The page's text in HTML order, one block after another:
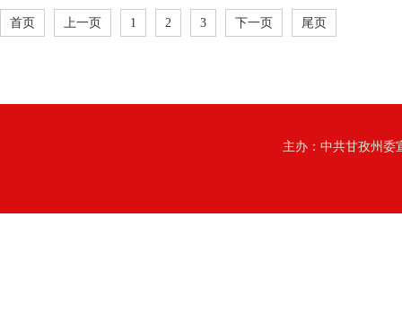
首页 上一页 1 2 3 下一页 尾页
主办：中共甘孜州